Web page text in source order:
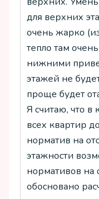
для верхних
очень жарко
тепло там
нижними
этажей не
проще будет
Я считаю, что
всех квартир
норматив на
этажности
нормативов на
обосновано